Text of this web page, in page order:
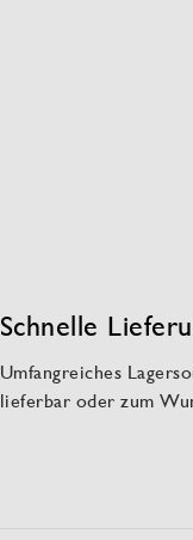
Schnelle
Umfangreiches
lieferbar oder zum